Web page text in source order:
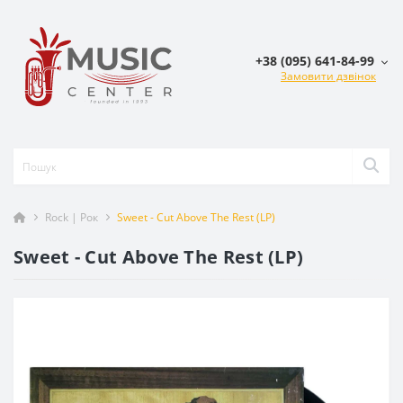
+38 (095) 641-84-99
Замовити дзвінок
Rock | Рок Sweet - Cut Above The Rest (LP)
Sweet - Cut Above The Rest (LP)